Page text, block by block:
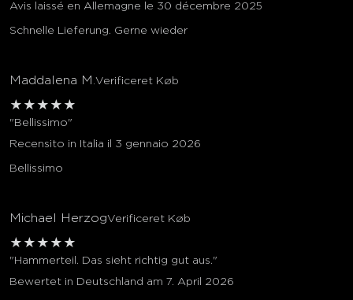
Avis laissé en Allemagne le 30 décembre 2025
Schnelle Lieferung. Gerne wieder
Maddalena M. Verificeret Køb
★ ★ ★ ★ ★
"Bellissimo"
Recensito in Italia il 3 gennaio 2026
Bellissimo
Michael HerzogVerificeret Køb
★ ★ ★ ★ ★
"Hammerteil. Das sieht richtig gut aus."
Bewertet in Deutschland am 7. April 2026